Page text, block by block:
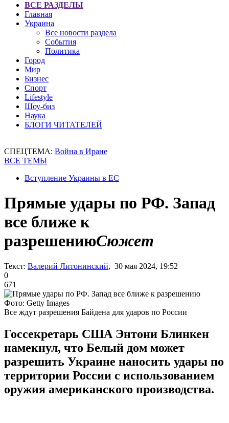
ВСЕ РАЗДЕЛЫ
Главная
Украина
Все новости раздела
События
Политика
Город
Мир
Бизнес
Спорт
Lifestyle
Шоу-биз
Наука
БЛОГИ ЧИТАТЕЛЕЙ
СПЕЦТЕМА: Война в Иране
ВСЕ ТЕМЫ
Вступление Украины в ЕС
Прямые удары по РФ. Запад
все ближе к
разрешениюСюжет
Текст: Валерий Литонинский, 30 мая 2024, 19:52
0
671
Фото: Getty Images
Все ждут разрешения Байдена для ударов по России
Госсекретарь США Энтони Блинкен
намекнул, что Белый дом может
разрешить Украине наносить удары по
территории России с использованием
оружия американского производства.